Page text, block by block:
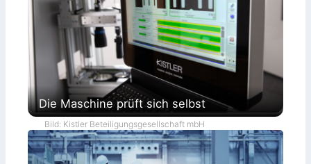
Die Maschine prüft sich selbst
Bild: Kistler Beteiligungsgesellschaft mbH